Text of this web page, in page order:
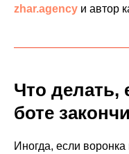
zhar.agency и автор
Что делать,
боте
Иногда, если